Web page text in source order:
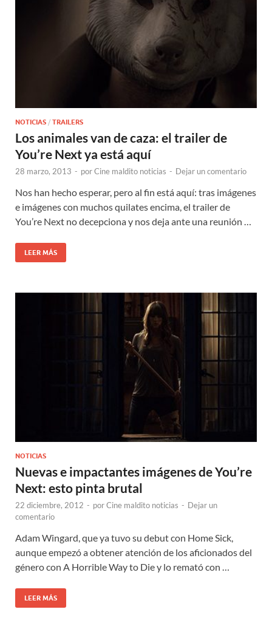
NOTICIAS / TRAILERS
Los animales van de caza: el trailer de
You’re Next ya está aquí
28 marzo, 2013 - porCine maldito noticias - Dejar un comentario
Nos han hecho esperar, pero al fin está aquí: tras imágenes
e imágenes con muchos quilates encima, el trailer de
You’re Next no decepciona y nos deja ante una reunión …
LEER MÁS
NOTICIAS
Nuevas e impactantes imágenes de You’re
Next: esto pinta brutal
22 diciembre, 2012 - porCine maldito noticias - Dejar un
comentario
Adam Wingard, que ya tuvo su debut con Home Sick,
aunque empezó a obtener atención de los aficionados del
género con A Horrible Way to Die y lo remató con …
LEER MÁS